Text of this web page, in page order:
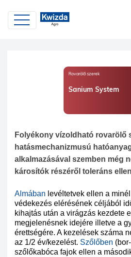
Rovarölő szerek
Sanium System
Folyékony vízoldható rovarölő
hatásmechanizmusú
alkalmazásával szemben még
károsítók részéről toleráns
Almában levéltetvek ellen a
védekezés elérésének céljából
kihajtás után a virágzás kezdete
megjelenésnek idejére illetve a
érettségére. A kezelések száma
az 1/2 év/kezelést. Szőlőben
szőlőkabóca fajok ellen a